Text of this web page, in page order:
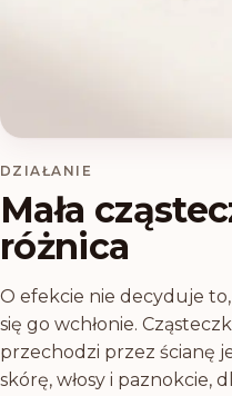
DZIAŁANIE
Mała
różnica
O efekcie nie decyduje
się go wchłonie.
przechodzi przez ścianę
skórę, włosy i paznokcie,